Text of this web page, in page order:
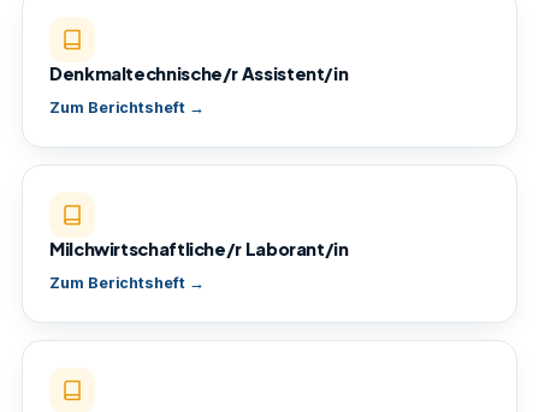
Denkmaltechnische/r Assistent/in
Zum Berichtsheft →
Milchwirtschaftliche/r Laborant/in
Zum Berichtsheft →